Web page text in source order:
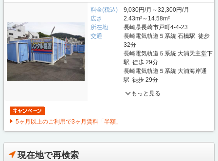
料金(税込)
9,030円/月～32,300円/月
広さ
2.43m²～14.58m²
所在地
長崎県長崎市戸町4-4-23
交通
長崎電気軌道５系統 石橋駅 徒歩
32分
長崎電気軌道５系統 大浦天主堂下
駅 徒歩 29分
長崎電気軌道５系統 大浦海岸通
駅 徒歩 29分
もっと見る
5ヶ月以上のご利用で3ヶ月賃料「半額」
現在地で再検索